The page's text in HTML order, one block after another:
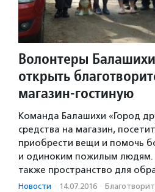
Волонтеры
открыть
магазин-гостиную
Команда Балашихи «Город
средства на магазин,
приобрести вещи и помочь
и одиноким пожилым людям.
также пространство для
Новости · 14.07.2016 ·